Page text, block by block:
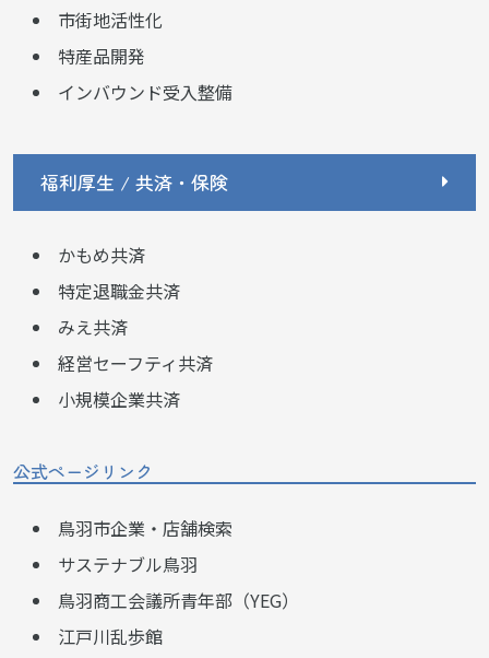
市街地活性化
特産品開発
インバウンド受入整備
福利厚生 / 共済・保険
かもめ共済
特定退職金共済
みえ共済
経営セーフティ共済
小規模企業共済
公式ページリンク
鳥羽市企業・店舗検索
サステナブル鳥羽
鳥羽商工会議所青年部（YEG）
江戸川乱歩館